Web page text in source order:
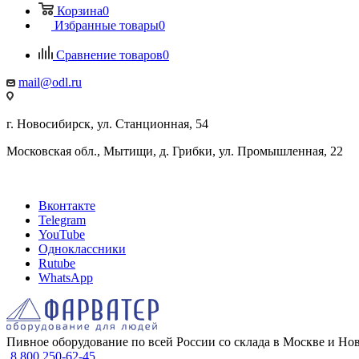
Корзина0
Избранные товары0
Сравнение товаров0
mail@odl.ru
г. Новосибирск, ул. Станционная, 54
Московская обл., Мытищи, д. Грибки, ул. Промышленная, 22
Вконтакте
Telegram
YouTube
Одноклассники
Rutube
WhatsApp
Пивное оборудование по всей России со склада в Москве и
8 800 250-62-45